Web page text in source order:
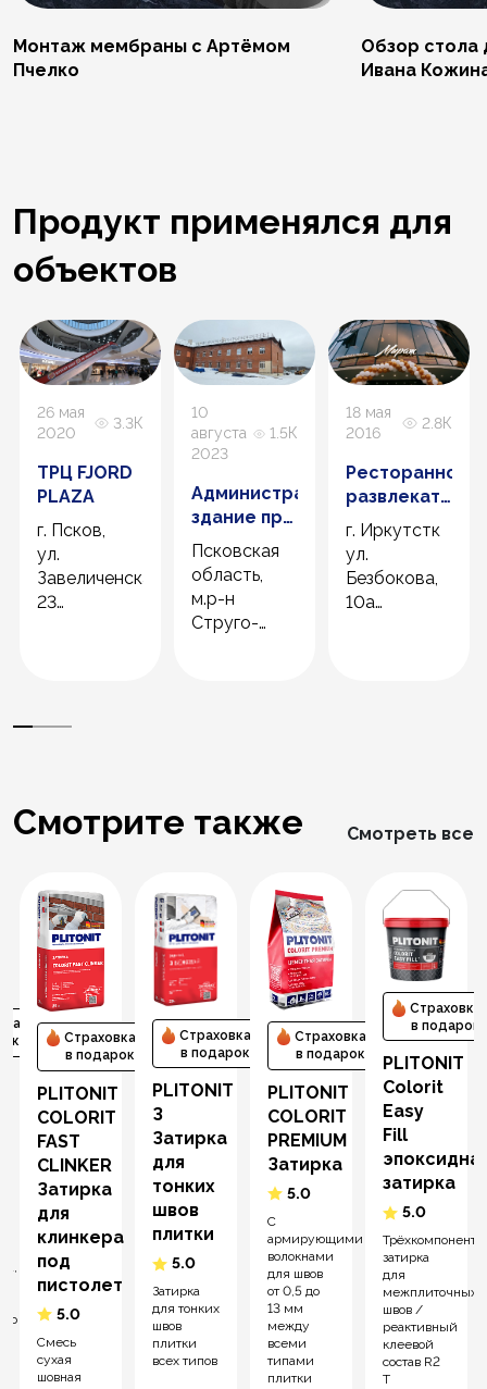
Монтаж мембраны с Артёмом
Пчелко
Обзор стола
Ивана
Продукт применялся для
объектов
26 мая
2020
3.3К
ТРЦ FJORD
PLAZA
г. Псков,
ул.
Завеличенская,
23
10
августа
2023
1.5К
Административное
здание при
монастыре
Псковская
область,
м.р-н
Струго-
2023 г.
18 мая
2016
2.8К
Ресторанно-
комплекс
«Мираж»
г. Иркутстк
ул.
Безбокова,
10а
Смотрите также Смотреть все
Страховка
в подарок
PLITONIT
COLORIT
FAST
CLINKER
Затирка
для
клинкера
под
пистолет
5.0
Смесь
сухая
шовная
Страховка
в подарок
PLITONIT
З
Затирка
для
тонких
швов
плитки
5.0
Затирка
для тонких
швов
плитки
всех типов
Страховка
в подарок
PLITONIT
СOLORIT
PREMIUM
Затирка
5.0
С
армирующими
волокнами
для швов
от 0,5 до
13 мм
между
всеми
типами
плитки
Страховка
в подарок
PLITONIT
Colorit
Easy
Fill
затирка
5.0
затирка
для
межплиточных
швов /
реактивный
клеевой
состав R2
T